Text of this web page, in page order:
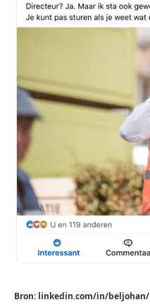
Bron: linkedin.com/in/beljohan/